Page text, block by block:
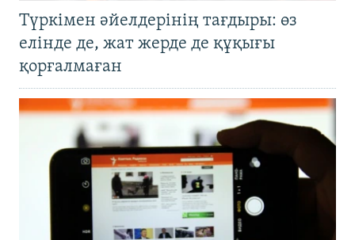
Түркімен әйелдерінің тағдыры: өз
елінде де, жат жерде де құқығы
қорғалмаған